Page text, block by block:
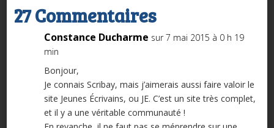
27 Commentaires
Constance Ducharme sur 7 mai 2015 à 0 h 19
min
Bonjour,
Je connais Scribay, mais j’aimerais aussi faire valoir le
site Jeunes Écrivains, ou JE. C’est un site très complet,
et il y a une véritable communauté !